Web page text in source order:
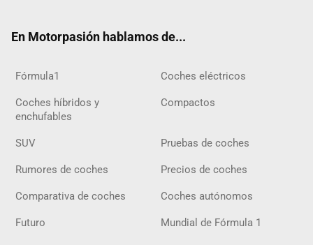
En Motorpasión hablamos de...
Fórmula1 Coches eléctricos
Coches híbridos y
enchufables
Compactos
SUV Pruebas de coches
Rumores de coches Precios de coches
Comparativa de coches Coches autónomos
Futuro Mundial de Fórmula 1